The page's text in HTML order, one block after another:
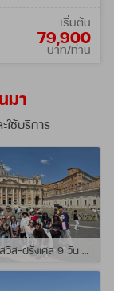
เริ่มต้น
79,900
บาท/ท่าน
มา
ใช้บริการ
ทัวร์ อิตาลี-สวิส-ฝรั่งเศส 9 วัน QR วันที่ 24 กรกฏาคม - 01 สิงหาคม 2569 เดินทางกับไกด์พี่เช